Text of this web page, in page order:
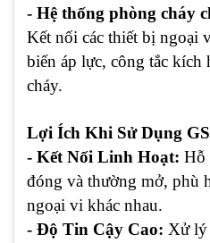
- Hệ thống phòng cháy
Kết nối các thiết bị ngoại
biến áp lực, công tắc kích
cháy.
Lợi Ích Khi Sử Dụng
- Kết Nối Linh Hoạt: Hỗ
đóng và thường mở, phù
ngoại vi khác nhau.
- Độ Tin Cậy Cao: Xử lý